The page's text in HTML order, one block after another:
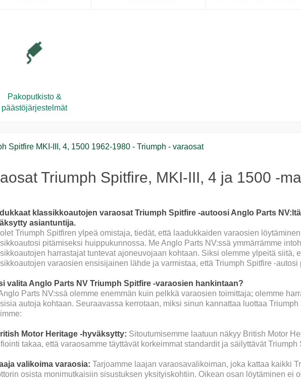
Pakoputkisto &
päästöjärjestelmät
Spitfire MKI-III, 4, 1500 1962-1980 - Triumph - varaosat
Triumph Spitfire, MKI-III, 4 ja 1500 -
klassikkoautojen varaosat Triumph Spitfire -autoosi Anglo Parts
asiantuntija.
Triumph Spitfiren ylpeä omistaja, tiedät, että laadukkaiden varaosien
pitämiseksi huippukunnossa. Me Anglo Parts NV:ssä ymmärrämme
harrastajat tuntevat ajoneuvojaan kohtaan. Siksi olemme ylpeitä siitä,
varaosien ensisijainen lähde ja varmistaa, että Triumph Spitfire -autosi
valita Anglo Parts NV Triumph Spitfire -varaosien hankintaan?
Parts NV:ssä olemme enemmän kuin pelkkä varaosien toimittaja; olemme
autoja kohtaan. Seuraavassa kerrotaan, miksi sinun kannattaa luottaa
Motor Heritage -hyväksytty: Sitoutumisemme laatuun näkyy British Motor
takaa, että varaosamme täyttävät korkeimmat standardit ja säilyttävät
valikoima varaosia: Tarjoamme laajan varaosavalikoiman, joka kattaa kaikki
osista monimutkaisiin sisustuksen yksityiskohtiin. Oikean osan löytäminen ei